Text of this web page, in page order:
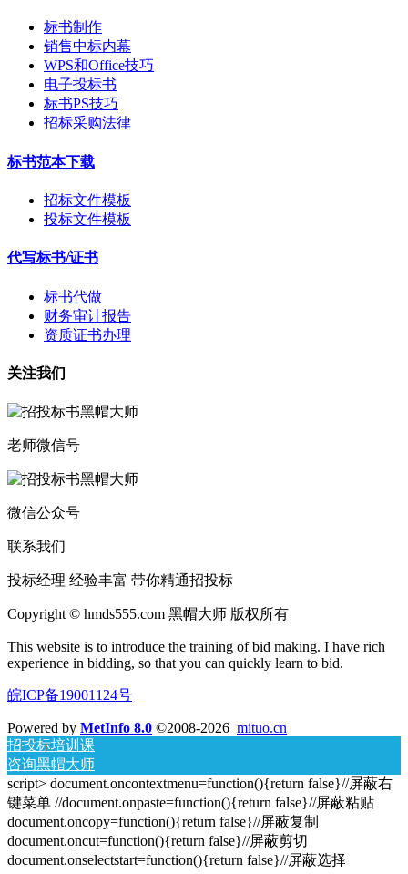
标书制作
销售中标内幕
WPS和Office技巧
电子投标书
标书PS技巧
招标采购法律
标书范本下载
招标文件模板
投标文件模板
代写标书/证书
标书代做
财务审计报告
资质证书办理
关注我们
老师微信号
微信公众号
联系我们
投标经理 经验丰富 带你精通招投标
Copyright © hmds555.com 黑帽大师 版权所有
This website is to introduce the training of bid making. I have rich
experience in bidding, so that you can quickly learn to bid.
皖ICP备19001124号
Powered by MetInfo 8.0 ©2008-2026 mituo.cn
招投标培训课
咨询黑帽大师
script> document.oncontextmenu=function(){return false}//屏蔽右
键菜单 //document.onpaste=function(){return false}//屏蔽粘贴
document.oncopy=function(){return false}//屏蔽复制
document.oncut=function(){return false}//屏蔽剪切
document.onselectstart=function(){return false}//屏蔽选择